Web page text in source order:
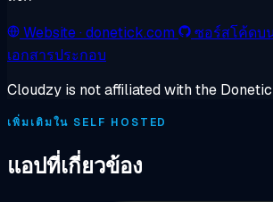
Website· donetick.com ซอร์สโค้ดบ
เอกสารประกอบ
Cloudzy is not affiliated with the
เพิ่มเติมใน SELF HOSTED
แอปที่เกี่ยวข้อง